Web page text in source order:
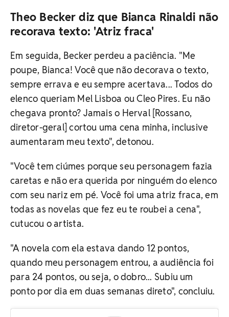
Theo Becker diz que Bianca Rinaldi não
recorava texto: 'Atriz fraca'
Em seguida, Becker perdeu a paciência. "Me
poupe, Bianca! Você que não decorava o texto,
sempre errava e eu sempre acertava... Todos do
elenco queriam Mel Lisboa ou Cleo Pires. Eu não
chegava pronto? Jamais o Herval [Rossano,
diretor-geral] cortou uma cena minha, inclusive
aumentaram meu texto", detonou.
"Você tem ciúmes porque seu personagem fazia
caretas e não era querida por ninguém do elenco
com seu nariz em pé. Você foi uma atriz fraca, em
todas as novelas que fez eu te roubei a cena",
cutucou o artista.
"A novela com ela estava dando 12 pontos,
quando meu personagem entrou, a audiência foi
para 24 pontos, ou seja, o dobro... Subiu um
ponto por dia em duas semanas direto", concluiu.